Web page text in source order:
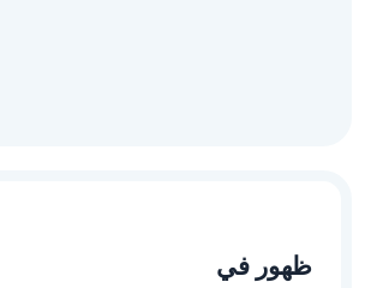
ظهور في